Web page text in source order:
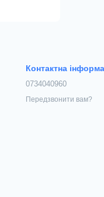
Контактна
0734040960
Передзвонити вам?